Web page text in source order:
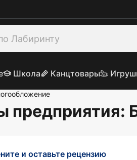
Школа Канцтовары
предприятия:
и оставьте рецензию